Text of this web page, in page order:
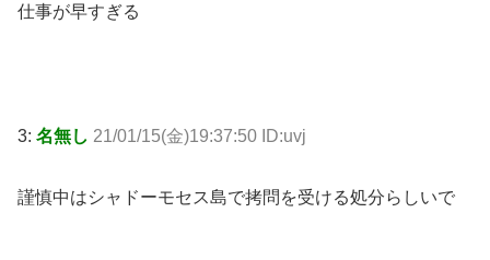
仕事が早すぎる
3: 名無し 21/01/15(金)19:37:50 ID:uvj
謹慎中はシャドーモセス島で拷問を受ける処分らしいで